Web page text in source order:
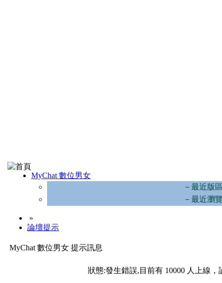
MyChat 數位男女
－最近版
－最近瀏
»
論壇提示
MyChat 數位男女 提示訊息
狀態:發生錯誤,目前有 10000 人上線